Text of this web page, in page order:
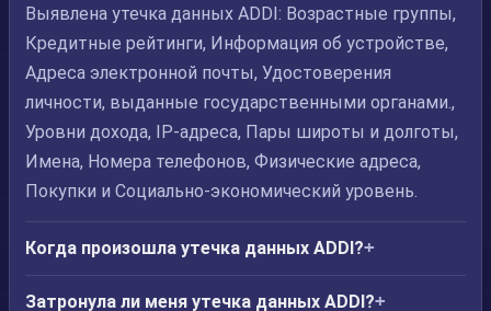
Выявлена утечка данных ADDI: Возрастные группы,
Кредитные рейтинги, Информация об устройстве,
Адреса электронной почты, Удостоверения
личности, выданные государственными органами.,
Уровни дохода, IP-адреса, Пары широты и долготы,
Имена, Номера телефонов, Физические адреса,
Покупки и Социально-экономический уровень.
Когда произошла утечка данных ADDI?
Затронула ли меня утечка данных ADDI?